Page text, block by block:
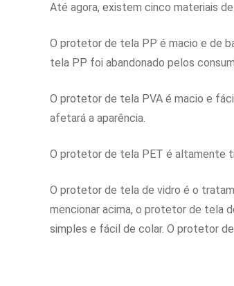
Até agora, existem cinco materiais
O protetor de tela PP é macio e de
tela PP foi abandonado pelos
O protetor de tela PVA é macio e
afetará a aparência.
O protetor de tela PET é altamente
O protetor de tela de vidro é o
mencionar acima, o protetor de tela
simples e fácil de colar. O protetor